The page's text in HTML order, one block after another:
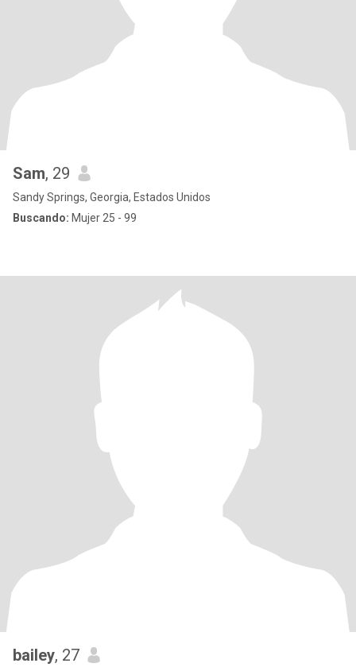
Sam, 29
Sandy Springs, Georgia, Estados Unidos
Buscando: Mujer 25 - 99
bailey, 27